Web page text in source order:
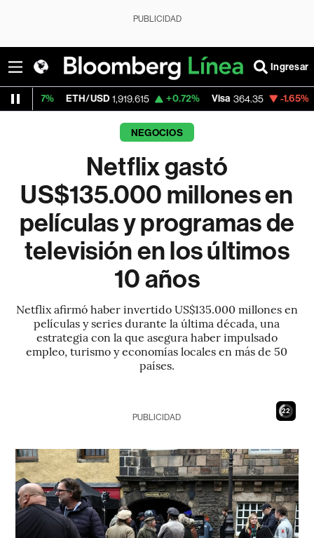
PUBLICIDAD
Ingresar
ETH/USD 1,919.615 +0.72% Visa 364.35 -1.65%
NEGOCIOS
Netflix gastó
US$135.000 millones en
películas y programas de
televisión en los últimos
10 años
Netflix afirmó haber invertido US$135.000 millones en
películas y series durante la última década, una
estrategia con la que asegura haber impulsado
empleo, turismo y economías locales en más de 50
países.
21
PUBLICIDAD